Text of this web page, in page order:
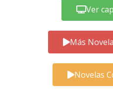
Ver
Más
Novelas